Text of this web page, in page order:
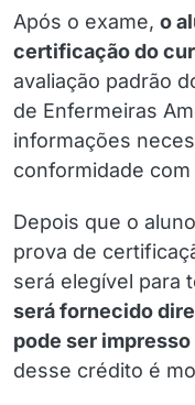
Após o exame, o
certificação do
avaliação padrão
de Enfermeiras
informações
conformidade
Depois que o
prova de
será elegível para
será fornecido
pode ser
desse crédito é